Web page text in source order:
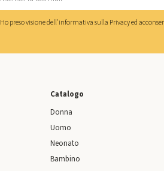
Ho preso visione dell'informativa sulla Privacyed
Catalogo
Donna
Uomo
Neonato
Bambino